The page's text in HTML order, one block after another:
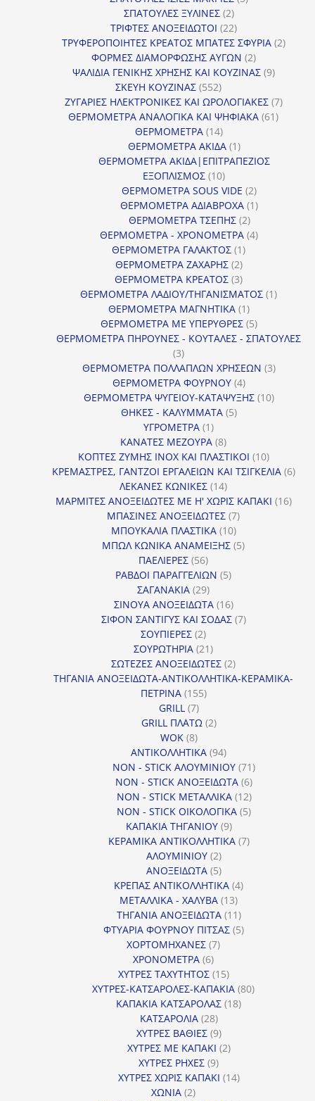
ΣΠΑΤΟΥΛΕΣ ΞΥΛΙΝΕΣ 22
προϊόντα
ΤΡΙΦΤΕΣ ΑΝΟΞΕΙΔΩΤΟΙ 2222
προϊόντα
ΤΡΥΦΕΡΟΠΟΙΗΤΕΣ ΚΡΕΑΤΟΣ ΜΠΑΤΕΣ ΣΦΥΡΙΑ 22
ΦΟΡΜΕΣ ΔΙΑΜΟΡΦΩΣΗΣ ΑΥΓΩΝ 22
προϊόντα
ΨΑΛΙΔΙΑ ΓΕΝΙΚΗΣ ΧΡΗΣΗΣ ΚΑΙ ΚΟΥΖΙΝΑΣ 99
ΣΚΕΥΗ ΚΟΥΖΙΝΑΣ 552552
προϊόντα
ΖΥΓΑΡΙΕΣ ΗΛΕΚΤΡΟΝΙΚΕΣ ΚΑΙ ΩΡΟΛΟΓΙΑΚΕΣ 77
ΘΕΡΜΟΜΕΤΡΑ ΑΝΑΛΟΓΙΚΑ ΚΑΙ ΨΗΦΙΑΚΑ 6161
ΘΕΡΜΟΜΕΤΡΑ 1414
προϊόντα
ΘΕΡΜΟΜΕΤΡΑ ΑΚΙΔΑ 11
προϊόν
ΘΕΡΜΟΜΕΤΡΑ ΑΚΙΔΑ|ΕΠΙΤΡΑΠΕΖΙΟΣ
ΕΞΟΠΛΙΣΜΟΣ 1010
προϊόντα
ΘΕΡΜΟΜΕΤΡΑ SOUS VIDE 22
προϊόντα
ΘΕΡΜΟΜΕΤΡΑ ΑΔΙΑΒΡΟΧΑ 11
ΘΕΡΜΟΜΕΤΡΑ ΤΣΕΠΗΣ 22
προϊόντα
ΘΕΡΜΟΜΕΤΡΑ - ΧΡΟΝΟΜΕΤΡΑ 44
ΘΕΡΜΟΜΕΤΡΑ ΓΑΛΑΚΤΟΣ 11
προϊόν
ΘΕΡΜΟΜΕΤΡΑ ΖΑΧΑΡΗΣ 22
προϊόντα
ΘΕΡΜΟΜΕΤΡΑ ΚΡΕΑΤΟΣ 33
προϊόντα
ΘΕΡΜΟΜΕΤΡΑ ΛΑΔΙΟΥ/ΤΗΓΑΝΙΣΜΑΤΟΣ 11
ΘΕΡΜΟΜΕΤΡΑ ΜΑΓΝΗΤΙΚΑ 11
προϊόν
ΘΕΡΜΟΜΕΤΡΑ ΜΕ ΥΠΕΡΥΘΡΕΣ 55
προϊόντα
ΘΕΡΜΟΜΕΤΡΑ ΠΗΡΟΥΝΕΣ - ΚΟΥΤΑΛΕΣ - ΣΠΑΤΟΥΛΕΣ
33
προϊόντα
ΘΕΡΜΟΜΕΤΡΑ ΠΟΛΛΑΠΛΩΝ ΧΡΗΣΕΩΝ 33
ΘΕΡΜΟΜΕΤΡΑ ΦΟΥΡΝΟΥ 44
προϊόντα
ΘΕΡΜΟΜΕΤΡΑ ΨΥΓΕΙΟΥ-ΚΑΤΑΨΥΞΗΣ 1010
ΘΗΚΕΣ - ΚΑΛΥΜΜΑΤΑ 55
ΥΓΡΟΜΕΤΡΑ 11
προϊόν
ΚΑΝΑΤΕΣ ΜΕΖΟΥΡΑ 88
προϊόντα
ΚΟΠΤΕΣ ΖΥΜΗΣ INOX ΚΑΙ ΠΛΑΣΤΙΚΟΙ 1010
προϊόντα
ΚΡΕΜΑΣΤΡΕΣ, ΓΑΝΤΖΟΙ ΕΡΓΑΛΕΙΩΝ ΚΑΙ ΤΣΙΓΚΕΛΙΑ 66
ΛΕΚΑΝΕΣ ΚΩΝΙΚΕΣ 1414
προϊόντα
ΜΑΡΜΙΤΕΣ ΑΝΟΞΕΙΔΩΤΕΣ ΜΕ Η' ΧΩΡΙΣ ΚΑΠΑΚΙ 1616
ΜΠΑΣΙΝΕΣ ΑΝΟΞΕΙΔΩΤΕΣ 77
ΜΠΟΥΚΑΛΙΑ ΠΛΑΣΤΙΚΑ 1010
προϊόντα
ΜΠΩΛ ΚΩΝΙΚΑ ΑΝΑΜΕΙΞΗΣ 55
ΠΑΕΛΙΕΡΕΣ 5656
προϊόντα
ΡΑΒΔΟΙ ΠΑΡΑΓΓΕΛΙΩΝ 55
ΣΑΓΑΝΑΚΙΑ 2929
προϊόντα
ΣΙΝΟΥΑ ΑΝΟΞΕΙΔΩΤΑ 1616
προϊόντα
ΣΙΦΟΝ ΣΑΝΤΙΓΥΣ ΚΑΙ ΣΟΔΑΣ 77
ΣΟΥΠΙΕΡΕΣ 22
προϊόντα
ΣΟΥΡΩΤΗΡΙΑ 2121
προϊόντα
ΣΩΤΕΖΕΣ ΑΝΟΞΕΙΔΩΤΕΣ 22
προϊόντα
ΤΗΓΑΝΙΑ ΑΝΟΞΕΙΔΩΤΑ-ΑΝΤΙΚΟΛΛΗΤΙΚΑ-ΚΕΡΑΜΙΚΑ-
ΠΕΤΡΙΝΑ 155155
GRILL 77
προϊόντα
GRILL ΠΛΑΤΩ 22
WOK 88
προϊόντα
ΑΝΤΙΚΟΛΛΗΤΙΚΑ 9494
προϊόντα
NON - STICK ΑΛΟΥΜΙΝΙΟΥ 7171
προϊόντα
NON - STICK ΑΝΟΞΕΙΔΩΤΑ 66
προϊόντα
NON - STICK ΜΕΤΑΛΛΙΚΑ 1212
προϊόντα
NON - STICK ΟΙΚΟΛΟΓΙΚΑ 55
ΚΑΠΑΚΙΑ ΤΗΓΑΝΙΟΥ 99
προϊόντα
ΚΕΡΑΜΙΚΑ ΑΝΤΙΚΟΛΛΗΤΙΚΑ 77
ΑΛΟΥΜΙΝΙΟΥ 22
προϊόντα
ΑΝΟΞΕΙΔΩΤΑ 55
προϊόντα
ΚΡΕΠΑΣ ΑΝΤΙΚΟΛΛΗΤΙΚΑ 44
ΜΕΤΑΛΛΙΚΑ - ΧΑΛΥΒΑ 1313
προϊόντα
ΤΗΓΑΝΙΑ ΑΝΟΞΕΙΔΩΤΑ 1111
προϊόντα
ΦΤΥΑΡΙΑ ΦΟΥΡΝΟΥ ΠΙΤΣΑΣ 55
ΧΟΡΤΟΜΗΧΑΝΕΣ 77
ΧΡΟΝΟΜΕΤΡΑ 66
προϊόντα
ΧΥΤΡΕΣ ΤΑΧΥΤΗΤΟΣ 1515
προϊόντα
ΧΥΤΡΕΣ-ΚΑΤΣΑΡΟΛΕΣ-ΚΑΠΑΚΙΑ 8080
ΚΑΠΑΚΙΑ ΚΑΤΣΑΡΟΛΑΣ 1818
ΚΑΤΣΑΡΟΛΙΑ 2828
προϊόντα
ΧΥΤΡΕΣ ΒΑΘΙΕΣ 99
προϊόντα
ΧΥΤΡΕΣ ΜΕ ΚΑΠΑΚΙ 22
ΧΥΤΡΕΣ ΡΗΧΕΣ 99
προϊόντα
ΧΥΤΡΕΣ ΧΩΡΙΣ ΚΑΠΑΚΙ 1414
ΧΩΝΙΑ 22